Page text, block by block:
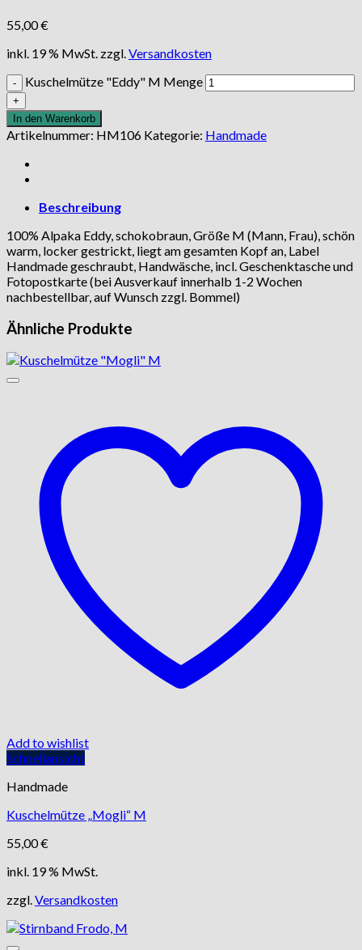
55,00€
inkl. 19 % MwSt. zzgl.Versandkosten
Kuschelmütze "Eddy" M Menge
In den Warenkorb
Artikelnummer: HM106 Kategorie: Handmade
Beschreibung
100% Alpaka Eddy, schokobraun, Größe M (Mann, Frau), schön
warm, locker gestrickt, liegt am gesamten Kopf an, Label
Handmade geschraubt, Handwäsche, incl. Geschenktasche und
Fotopostkarte (bei Ausverkauf innerhalb 1-2 Wochen
nachbestellbar, auf Wunsch zzgl. Bommel)
Ähnliche Produkte
Add to wishlist
Schnellansicht
Handmade
Kuschelmütze „Mogli“ M
55,00€
inkl. 19 % MwSt.
zzgl.Versandkosten